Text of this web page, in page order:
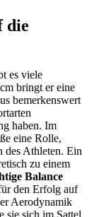
die
es viele
bringt er eine
bemerkenswert
haben. Im
eine Rolle,
des Athleten. Ein
zu einem
Balance
den Erfolg auf
Aerodynamik
sie sich im Sattel